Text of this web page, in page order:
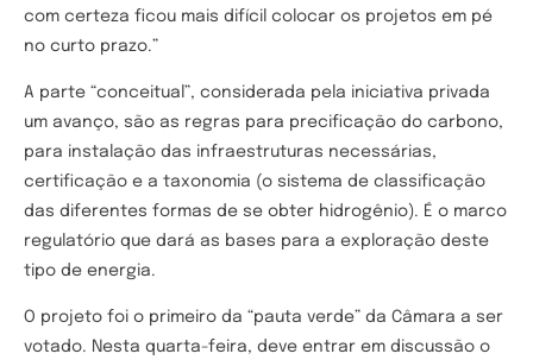
com certeza ficou mais difícil colocar os projetos em pé
no curto prazo.”
A parte “conceitual”, considerada pela iniciativa privada
um avanço, são as regras para precificação do carbono,
para instalação das infraestruturas necessárias,
certificação e a taxonomia (o sistema de classificação
das diferentes formas de se obter hidrogênio). É o marco
regulatório que dará as bases para a exploração deste
tipo de energia.
O projeto foi o primeiro da “pauta verde” da Câmara a ser
votado. Nesta quarta-feira, deve entrar em discussão o